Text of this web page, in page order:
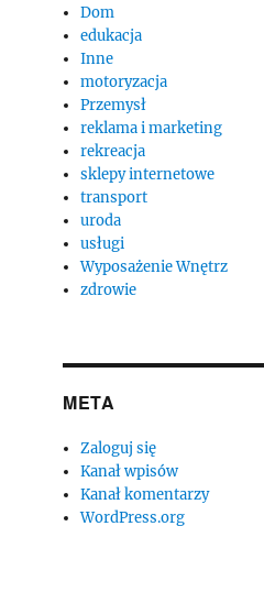
Dom
edukacja
Inne
motoryzacja
Przemysł
reklama i marketing
rekreacja
sklepy internetowe
transport
uroda
usługi
Wyposażenie Wnętrz
zdrowie
META
Zaloguj się
Kanał wpisów
Kanał komentarzy
WordPress.org